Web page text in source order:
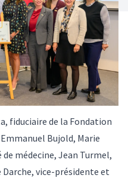
fiduciaire de la Fondation
Bujold, Marie
médecine, Jean Turmel,
vice-présidente et